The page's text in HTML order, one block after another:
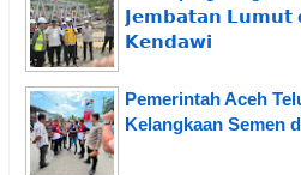
𝗝𝗲𝗺𝗯𝗮𝘁𝗮𝗻 𝗟𝘂𝗺𝘂𝘁
𝗞𝗲𝗻𝗱𝗮𝘄𝗶
Pemerintah Aceh
Kelangkaan Semen